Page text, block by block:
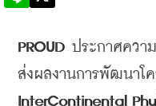
PROUD ประกาศควา
ส่งผลงานการพัฒนาโค
InterContinental